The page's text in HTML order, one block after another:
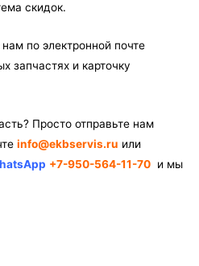
скидок.
по электронной почте
запчастях и карточку
Просто отправьте нам
info@ekbservis.ru или
+7-950-564-11-70 и мы